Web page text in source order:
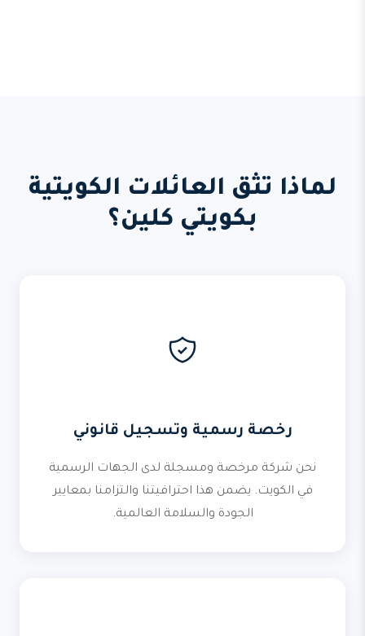
لماذا تثق العائلات الكويتية
بكويتي كلين؟
رخصة رسمية وتسجيل قانوني
نحن شركة مرخصة ومسجلة لدى الجهات الرسمية
في الكويت. يضمن هذا احترافيتنا والتزامنا بمعايير
الجودة والسلامة العالمية.